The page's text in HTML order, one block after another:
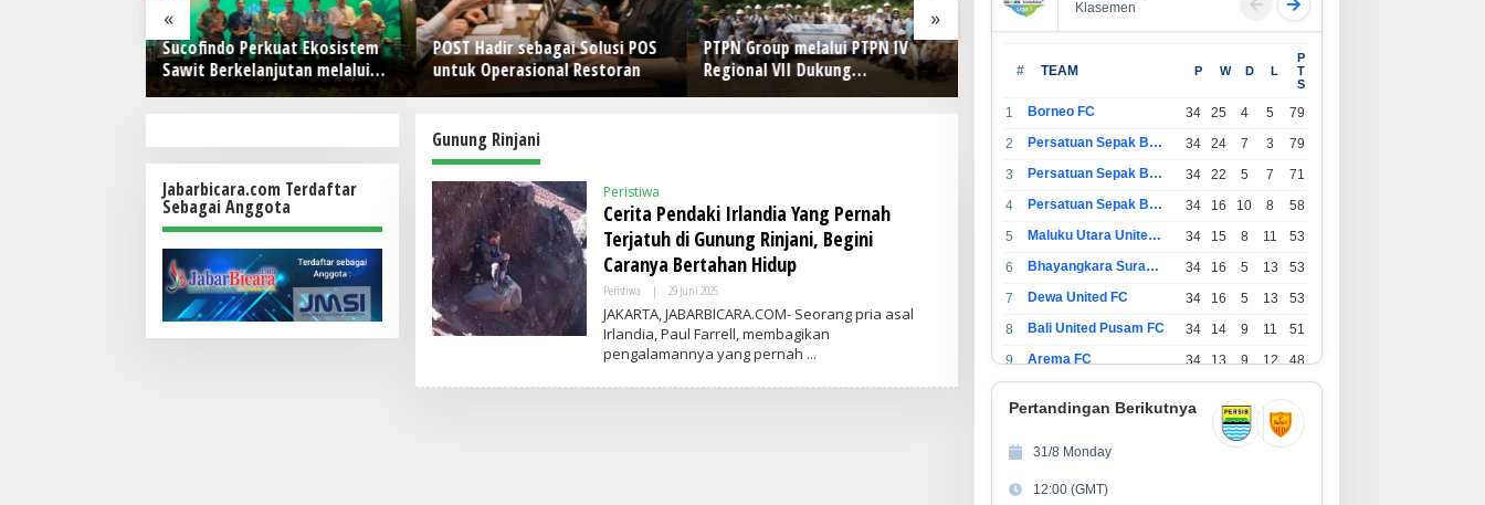
« »
Sucofindo Perkuat Ekosistem
Sawit Berkelanjutan melalui
Circular Economy
POST Hadir sebagai Solusi POS
untuk Operasional Restoran
PTPN Group melalui PTPN IV
Regional VII Dukung
Peningkatan Kompetensi
Berlangsung Saat Malam, Tim
PT Arafura Surya Alam Dukung
Kesehatan Masyarakat Lewat
Khitanan Massal di Kotabunan
Jabarbicara.com Terdaftar
Sebagai Anggota
Gunung Rinjani
Peristiwa
Cerita Pendaki Irlandia Yang Pernah
Terjatuh di Gunung Rinjani, Begini
Caranya Bertahan Hidup
Peristiwa | 29 Juni 2025O
L
E
H
A
D
M
JAKARTA, JABARBICARA.COM- Seorang pria asal
Irlandia, Paul Farrell, membagikan
pengalamannya yang pernah
Klasemen
# TEAM P W D L
P
T
S
1 Borneo FC 34 25 4 5
79
2
Persatuan Sepak Bola Indonesia Bandung 34 24 7 3
79
3
Persatuan Sepak Bola Indonesia Jakarta 34 22 5 7
71
4
Persatuan Sepak Bola Surabaya 34 16 10 8
58
5
Maluku Utara United FC 34 15 8 11
53
6
Bhayangkara Surabaya United 34 16 5 13
53
7
Dewa United FC 34 16 5 13
53
8
Bali United Pusam FC 34 14 9 11
51
9
Arema FC 34 13 9 12
48
0
1
11 12 11
2
Pertandingan Berikutnya
31/8 Monday
12:00 (GMT)